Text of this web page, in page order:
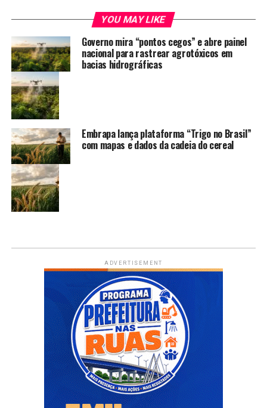
YOU MAY LIKE
Governo mira “pontos cegos” e abre painel
nacional para rastrear agrotóxicos em
bacias hidrográficas
Embrapa lança plataforma “Trigo no Brasil”
com mapas e dados da cadeia do cereal
ADVERTISEMENT